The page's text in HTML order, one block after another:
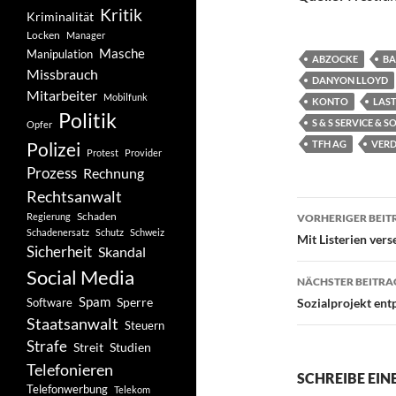
ABZOCKE
DANYON LLOYD
KONTO
S & S SERVICE &
TFH AG
VORHERIGER
Mit Listerien
NÄCHSTER
Sozialprojekt
SCHREIBE
Kriminalität Kritik
Locken Manager
Manipulation Masche
Missbrauch
Mitarbeiter
Mobilfunk
Opfer Politik
Polizei Protest Provider
Prozess Rechnung
Rechtsanwalt
Regierung Schaden
Schadenersatz Schutz Schweiz
Sicherheit Skandal
Social Media
Software Spam Sperre
Staatsanwalt Steuern
Strafe Streit Studien
Telefonieren
Telefonwerbung Telekom